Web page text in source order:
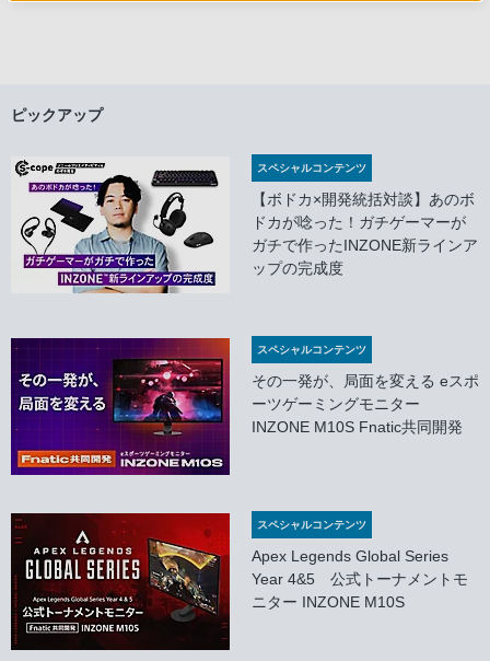
ピックアップ
スペシャルコンテンツ
【ボドカ×開発統括対談】あのボ
ドカが唸った！ガチゲーマーが
ガチで作ったINZONE新ラインア
ップの完成度
スペシャルコンテンツ
その一発が、局面を変える eスポ
ーツゲーミングモニター
INZONE M10S Fnatic共同開発
スペシャルコンテンツ
Apex Legends Global Series
Year 4&5 公式トーナメントモ
ニター INZONE M10S